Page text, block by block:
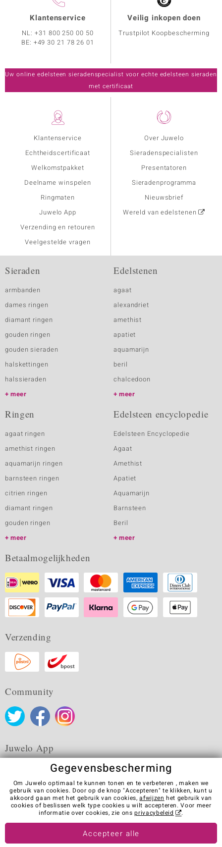
Klantenservice
Echtheidscertificaat
Welkomstpakket
Deelname winspelen
Ringmaten
Juwelo App
Verzending en retouren
Veelgestelde vragen
Over Juwelo
Sieradenspecialisten
Presentatoren
Sieradenprogramma
Nieuwsbrief
Wereld van edelstenen
Klantenservice
NL:+31 800 250 00 50
BE: +49 30 21 78 26 01
Veilig inkopen doen
Trustpilot Koopbescherming
Uw online edelsteen sieradenspecialist voor echte edelsteen sieraden
met certificaat
Sieraden
armbanden
dames ringen
diamant ringen
gouden ringen
gouden sieraden
halskettingen
halssieraden
meer
Edelstenen
agaat
alexandriet
amethist
apatiet
aquamarijn
beril
chalcedoon
meer
Ringen
agaat ringen
amethist ringen
aquamarijn ringen
barnsteen ringen
citrien ringen
diamant ringen
gouden ringen
meer
Edelsteen encyclopedie
Edelsteen Encyclopedie
Agaat
Amethist
Apatiet
Aquamarijn
Barnsteen
Beril
meer
Betaalmogelijkheden
Verzending
Community
Juwelo App
Algemene verkoopvoorwaarden Privacybeleid
Cookies
Colofon
Contact
Contract herroepen
Visit our stores in other countries:
Gegevensbescherming
Om Juwelo optimaal te kunnen tonen en te verbeteren , maken we
gebruik van cookies. Door op de knop "Accepteren" te klikken, kunt u
akkoord gaan met het gebruik van cookies,afwijzen het gebruik van
cookies of beslissen welk type cookies u wilt accepteren. Voor meer
informatie over cookies, zie onsprivacybeleid .
Accepteer alle